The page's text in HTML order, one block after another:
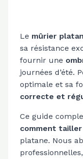
Le mûrier
sa résistance
fournir une
journées d’été.
optimale et sa
correcte et
Ce guide
comment
platane. Nous